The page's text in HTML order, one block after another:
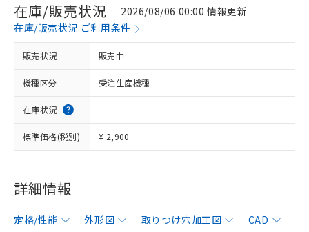
在庫/販売状況
2026/08/06 00:00 情報更新
在庫/販売状況 ご利用条件
販売状況 販売中
機種区分 受注生産機種
在庫状況
標準価格(税別) ¥ 2,900
詳細情報
定格/性能 外形図 取りつけ穴加工図
CAD